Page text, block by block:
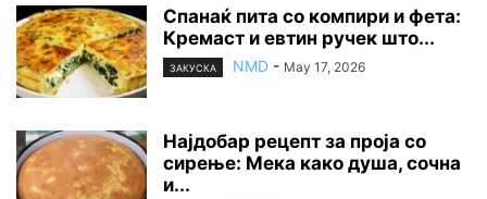
Спанаќ пита со компири и фета:
Кремаст и евтин ручек што...
ЗАКУСКА NMD - May 17, 2026
Најдобар рецепт за проја со
сирење: Мека како душа, сочна
и...